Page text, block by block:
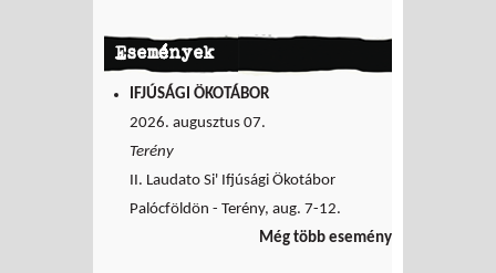
Események
IFJÚSÁGI ÖKOTÁBOR
2026. augusztus 07.
Terény
II. Laudato Si' Ifjúsági Ökotábor
Palócföldön - Terény, aug. 7-12.
Még több esemény